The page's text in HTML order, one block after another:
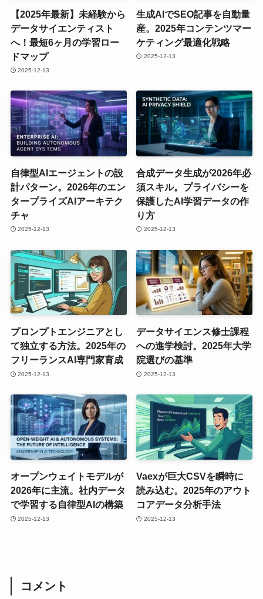
【2025年最新】未経験から
データサイエンティスト
へ！最短6ヶ月の学習ロー
ドマップ
2025-12-13
生成AIでSEO記事を自動量
産。2025年コンテンツマー
ケティング最適化戦略
2025-12-13
自律型AIエージェントの設
計パターン。2026年のエン
タープライズAIアーキテク
チャ
2025-12-13
合成データ生成が2026年必
須スキル。プライバシーを
保護したAI学習データの作
り方
2025-12-13
プロンプトエンジニアとし
て独立する方法。2025年の
フリーランスAI専門家育成
2025-12-13
データサイエンス修士課程
への進学検討。2025年大学
院選びの基準
2025-12-13
オープンウェイトモデルが
2026年に主流。社内データ
で学習する自律型AIの構築
2025-12-13
Vaexが巨大CSVを瞬時に
読み込む。2025年のアウト
コアデータ分析手法
2025-12-13
コメント